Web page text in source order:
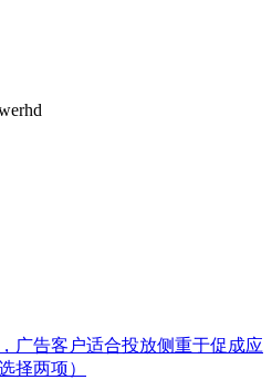
广告客户适合投放侧重于促成应
择两项）